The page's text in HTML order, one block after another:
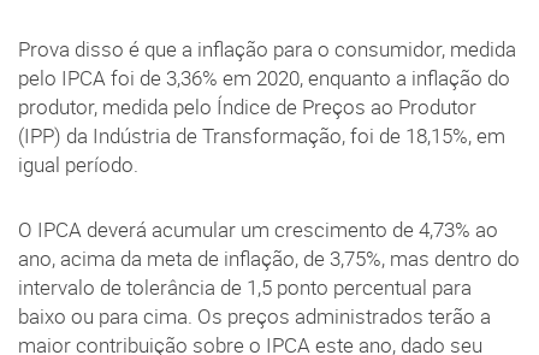
Prova disso é que a inflação para o consumidor, medida
pelo IPCA foi de 3,36% em 2020, enquanto a inflação do
produtor, medida pelo Índice de Preços ao Produtor
(IPP) da Indústria de Transformação, foi de 18,15%, em
igual período.
O IPCA deverá acumular um crescimento de 4,73% ao
ano, acima da meta de inflação, de 3,75%, mas dentro do
intervalo de tolerância de 1,5 ponto percentual para
baixo ou para cima. Os preços administrados terão a
maior contribuição sobre o IPCA este ano, dado seu